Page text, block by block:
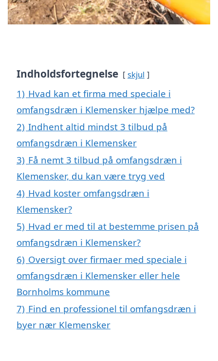
Indholdsfortegnelse skjul
1) Hvad kan et firma med speciale i
omfangsdræn i Klemensker hjælpe med?
2) Indhent altid mindst 3 tilbud på
omfangsdræn i Klemensker
3) Få nemt 3 tilbud på omfangsdræn i
Klemensker, du kan være tryg ved
4) Hvad koster omfangsdræn i
Klemensker?
5) Hvad er med til at bestemme prisen på
omfangsdræn i Klemensker?
6) Oversigt over firmaer med speciale i
omfangsdræn i Klemensker eller hele
Bornholms kommune
7) Find en professionel til omfangsdræn i
byer nær Klemensker